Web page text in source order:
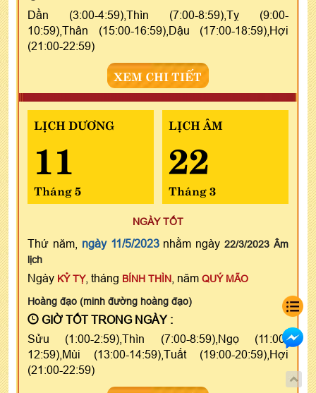
Dần (3:00-4:59),Thìn (7:00-8:59),Tỵ (9:00-
10:59),Thân (15:00-16:59),Dậu (17:00-18:59),Hợi
(21:00-22:59)
XEM CHI TIẾT
LỊCH DƯƠNG
11
Tháng 5
LỊCH ÂM
22
Tháng 3
NGÀY TỐT
Thứ năm, ngày 11/5/2023nhằm ngày22/3/2023 Âm
lịch
Ngày KỶ TỴ, tháng BÍNH THÌN , năm QUÝ MÃO
Hoàng đạo (minh đường hoàng đạo)
GIỜ TỐT TRONG NGÀY :
Sửu (1:00-2:59),Thìn (7:00-8:59),Ngọ (11:00-
12:59),Mùi (13:00-14:59),Tuất (19:00-20:59),Hợi
(21:00-22:59)